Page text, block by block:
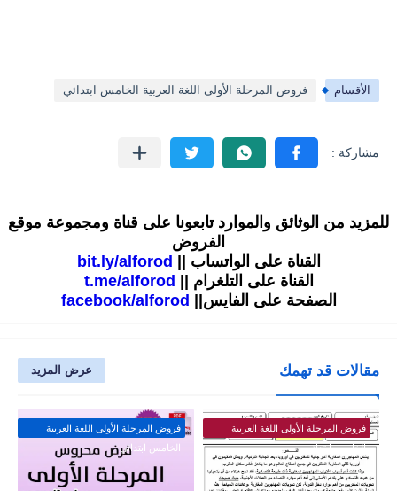
الأقسام فروض المرحلة الأولى اللغة العربية الخامس ابتدائي
للمزيد من الوثائق والموارد تابعونا على قناة ومجموعة موقع
الفروض
القناة على الواتساب || bit.ly/alforod
القناة على التلغرام || t.me/alforod
الصفحة على الفايس|| facebook/alforod
مقالات قد تهمك عرض المزيد
فروض المرحلة الأولى اللغة العربية
الخامس ابتدائي
فروض المرحلة الأولى اللغة العربية
الخامس ابتدائي